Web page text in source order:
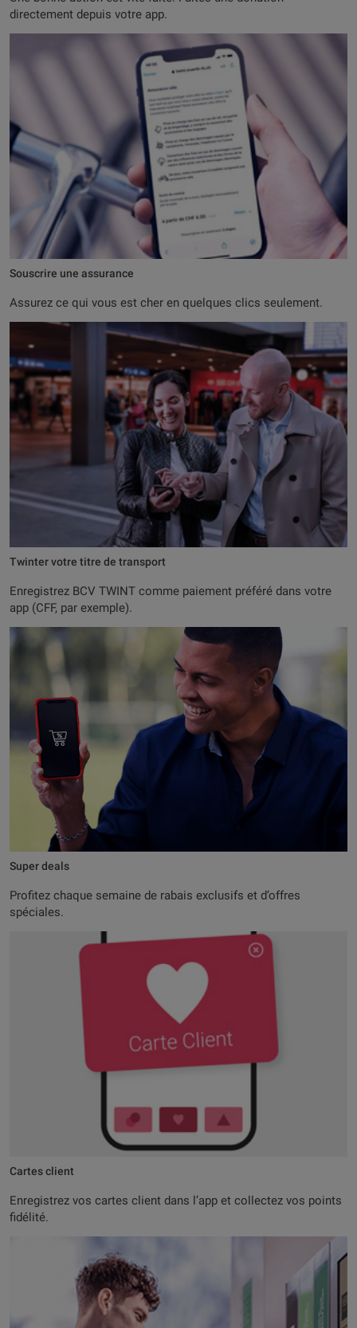
directement depuis votre app.
Souscrire une assurance
Assurez ce qui vous est cher en quelques clics seulement.
Twinter votre titre de transport
Enregistrez BCV TWINT comme paiement préféré dans votre
app (CFF, par exemple).
Super deals
Profitez chaque semaine de rabais exclusifs et d’offres
spéciales.
Cartes client
Enregistrez vos cartes client dans l’app et collectez vos points
fidélité.